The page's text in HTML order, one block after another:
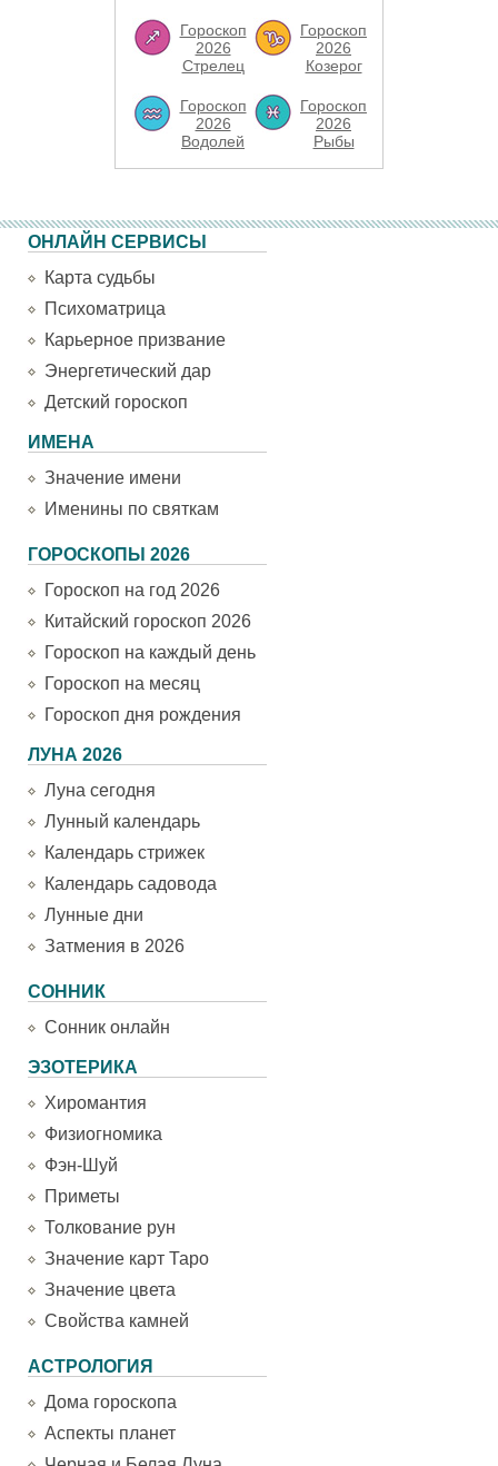
Гороскоп
2026
Стрелец
Гороскоп
2026
Козерог
Гороскоп
2026
Водолей
Гороскоп
2026
Рыбы
ОНЛАЙН СЕРВИСЫ
Карта судьбы
Психоматрица
Карьерное призвание
Энергетический дар
Детский гороскоп
ИМЕНА
Значение имени
Именины по святкам
ГОРОСКОПЫ 2026
Гороскоп на год 2026
Китайский гороскоп 2026
Гороскоп на каждый день
Гороскоп на месяц
Гороскоп дня рождения
ЛУНА 2026
Луна сегодня
Лунный календарь
Календарь стрижек
Календарь садовода
Лунные дни
Затмения в 2026
СОННИК
Сонник онлайн
ЭЗОТЕРИКА
Хиромантия
Физиогномика
Фэн-Шуй
Приметы
Толкование рун
Значение карт Таро
Значение цвета
Свойства камней
АСТРОЛОГИЯ
Дома гороскопа
Аспекты планет